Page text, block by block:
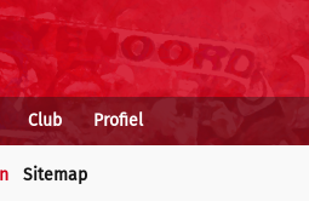
Club Profiel
Sitemap